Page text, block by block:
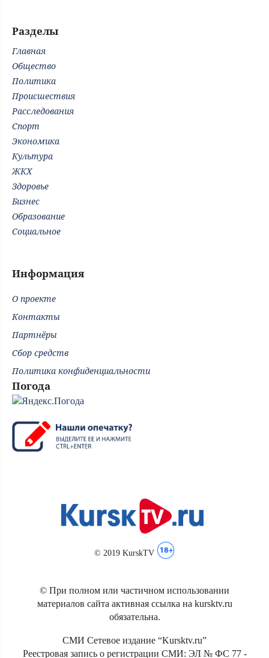
Разделы
Главная
Общество
Политика
Происшествия
Расследования
Спорт
Экономика
Культура
ЖКХ
Здоровье
Бизнес
Образование
Социальное
Информация
О проекте
Контакты
Партнёры
Сбор средств
Политика конфиденциальности
Погода
© 2019 KurskTV
© При полном или частичном использовании
материалов сайта активная ссылка на kursktv.ru
обязательна.
СМИ Сетевое издание “Kursktv.ru”
Реестровая запись о регистрации СМИ: ЭЛ № ФС 77 -